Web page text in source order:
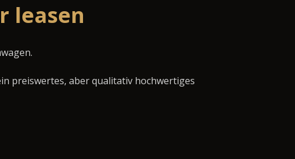
leasen
preiswertes, aber qualitativ hochwertiges